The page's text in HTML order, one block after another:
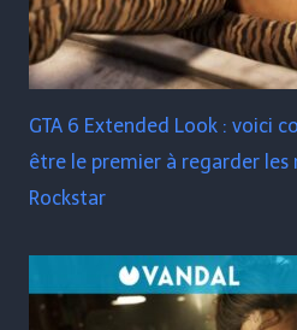
GTA 6 Extended Look : voici
être le premier à regarder les
Rockstar